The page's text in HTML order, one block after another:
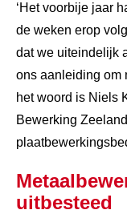
‘Het voorbije jaar
de weken erop
dat we uiteindelijk
ons aanleiding om
het woord is Niels
Bewerking
uitbesteed